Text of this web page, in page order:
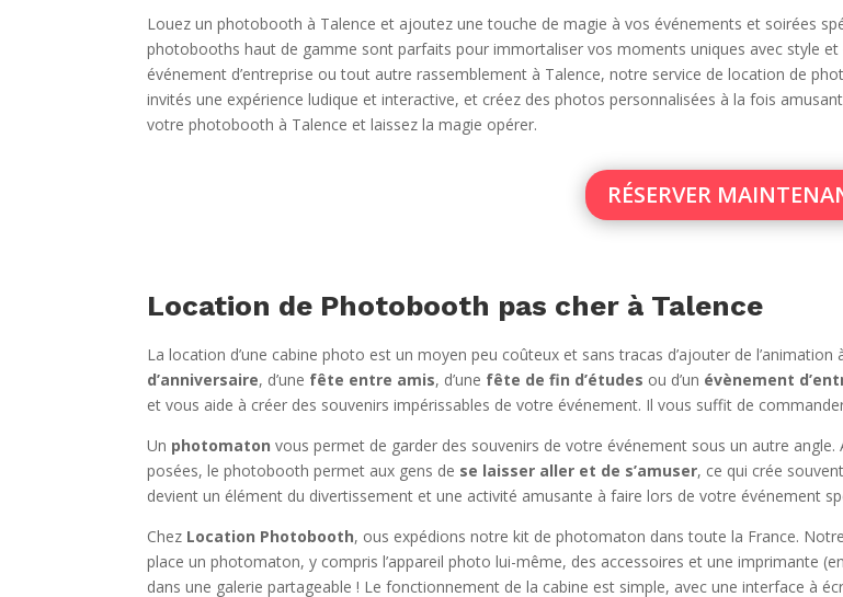
Louez un photobooth à Talence et ajoutez une touche de magie à vos événements et soirées
photobooths haut de gamme sont parfaits pour immortaliser vos moments uniques avec style
événement d’entreprise ou tout autre rassemblement à Talence, notre service de location de
invités une expérience ludique et interactive, et créez des photos personnalisées à la fois
votre photobooth à Talence et laissez la magie opérer.
RÉSERVER
Location de Photobooth pas cher à Talence
La location d’une cabine photo est un moyen peu coûteux et sans tracas d’ajouter de l’animation à
d’anniversaire, d’une fête entre amis, d’une fête de fin d’études ou d’un évènement
et vous aide à créer des souvenirs impérissables de votre événement. Il vous suffit de
Un photomaton vous permet de garder des souvenirs de votre événement sous un autre
posées, le photobooth permet aux gens de se laisser aller et de s’amuser, ce qui crée souvent
devient un élément du divertissement et une activité amusante à faire lors de votre événement
Chez Location Photobooth, ous expédions notre kit de photomaton dans toute la France.
place un photomaton, y compris l’appareil photo lui-même, des accessoires et une imprimante
dans une galerie partageable ! Le fonctionnement de la cabine est simple, avec une interface à